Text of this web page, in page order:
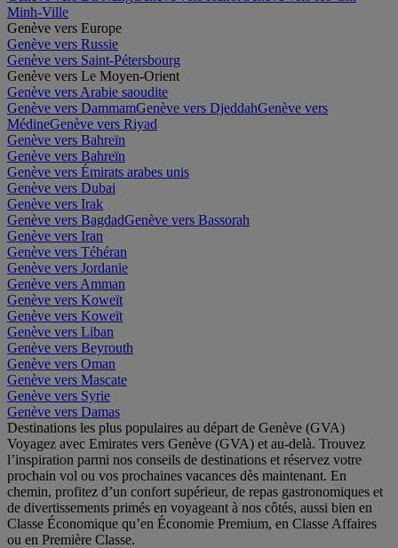
Minh-Ville
Genève vers Europe
Genève vers Russie
Genève vers Saint-Pétersbourg
Genève vers Le Moyen-Orient
Genève vers Arabie saoudite
Genève vers DammamGenève vers DjeddahGenève vers
MédineGenève vers Riyad
Genève vers Bahreïn
Genève vers Bahreïn
Genève vers Émirats arabes unis
Genève vers Dubai
Genève vers Irak
Genève vers BagdadGenève vers Bassorah
Genève vers Iran
Genève vers Téhéran
Genève vers Jordanie
Genève vers Amman
Genève vers Koweït
Genève vers Koweït
Genève vers Liban
Genève vers Beyrouth
Genève vers Oman
Genève vers Mascate
Genève vers Syrie
Genève vers Damas
Destinations les plus populaires au départ de Genève (GVA)
Voyagez avec Emirates vers Genève (GVA) et au-delà. Trouvez
l’inspiration parmi nos conseils de destinations et réservez votre
prochain vol ou vos prochaines vacances dès maintenant. En
chemin, profitez d’un confort supérieur, de repas gastronomiques et
de divertissements primés en voyageant à nos côtés, aussi bien en
Classe Économique qu’en Économie Premium, en Classe Affaires
ou en Première Classe.